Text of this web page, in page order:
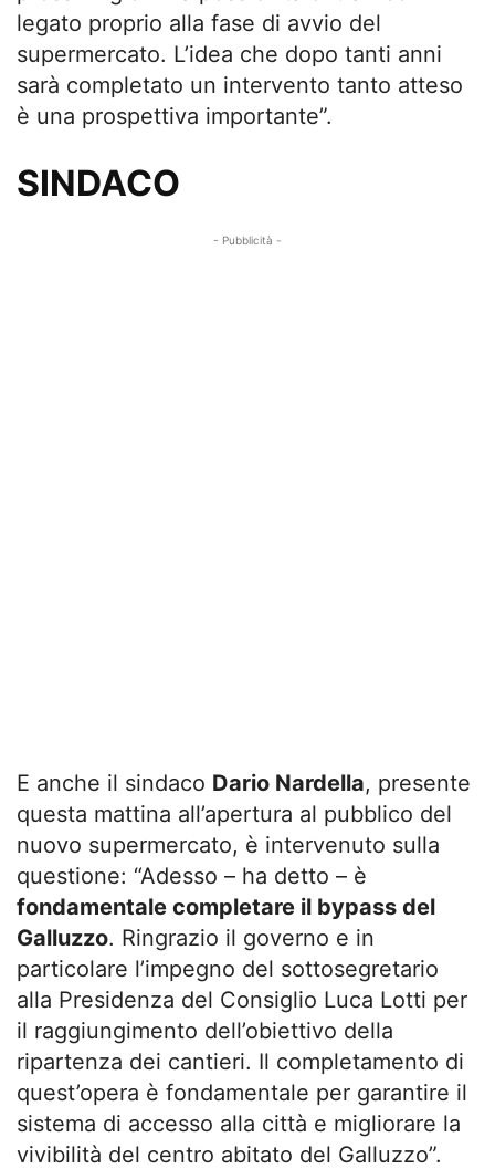
legato proprio alla fase di avvio del
supermercato. L’idea che dopo tanti anni
sarà completato un intervento tanto atteso
è una prospettiva importante”.
SINDACO
- Pubblicità -
E anche il sindaco Dario Nardella, presente
questa mattina all’apertura al pubblico del
nuovo supermercato, è intervenuto sulla
questione: “Adesso – ha detto – è
fondamentale completare il bypass del
Galluzzo. Ringrazio il governo e in
particolare l’impegno del sottosegretario
alla Presidenza del Consiglio Luca Lotti per
il raggiungimento dell’obiettivo della
ripartenza dei cantieri. Il completamento di
quest’opera è fondamentale per garantire il
sistema di accesso alla città e migliorare la
vivibilità del centro abitato del Galluzzo”.